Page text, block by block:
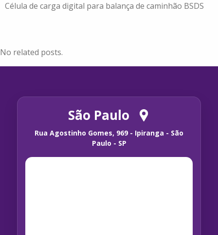
Célula de carga digital para balança de caminhão BSDS
No related posts.
São Paulo
Rua Agostinho Gomes, 969 - Ipiranga - São
Paulo - SP